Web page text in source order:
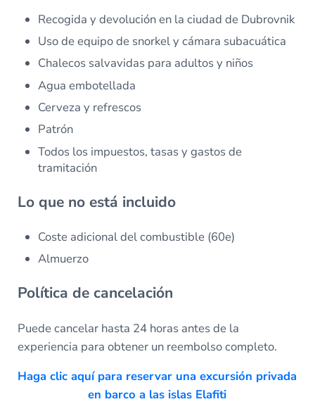
Recogida y devolución en la ciudad de Dubrovnik
Uso de equipo de snorkel y cámara subacuática
Chalecos salvavidas para adultos y niños
Agua embotellada
Cerveza y refrescos
Patrón
Todos los impuestos, tasas y gastos de
tramitación
Lo que no está incluido
Coste adicional del combustible (60e)
Almuerzo
Política de cancelación
Puede cancelar hasta 24 horas antes de la
experiencia para obtener un reembolso completo.
Haga clic aquí para reservar una excursión privada
en barco a las islas Elafiti